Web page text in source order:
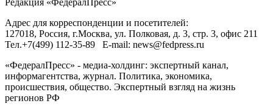
Адрес для корреспонденции и посетителей:
127018, Россия, г.Москва, ул. Полковая, д. 3, стр. 3, офис 211
Тел.+7(499) 112-35-89 E-mail: news@fedpress.ru
«ФедералПресс» - медиа-холдинг: экспертный канал,
информагентства, журнал. Политика, экономика,
происшествия, общество. Экспертный взгляд на жизнь
регионов РФ